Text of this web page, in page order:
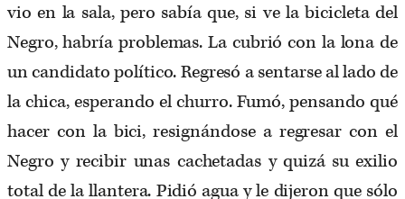
vio en la sala, pero sabía que, si ve la bicicleta del
Negro, habría problemas. La cubrió con la lona de
un candidato político. Regresó a sentarse al lado de
la chica, esperando el churro. Fumó, pensando qué
hacer con la bici, resignándose a regresar con el
Negro y recibir unas cachetadas y quizá su exilio
total de la llantera. Pidió agua y le dijeron que sólo